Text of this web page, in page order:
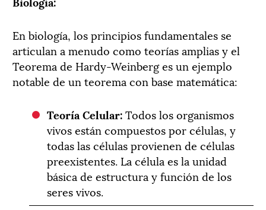
En biología, los principios fundamentales se
articulan a menudo como teorías amplias y el
Teorema de Hardy-Weinberg es un ejemplo
notable de un teorema con base matemática:
Teoría Celular:Todos los organismos
vivos están compuestos por células, y
todas las células provienen de células
preexistentes. La célula es la unidad
básica de estructura y función de los
seres vivos.